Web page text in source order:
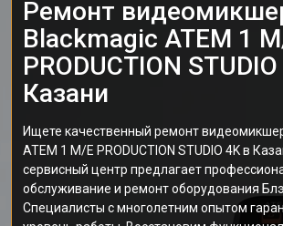
Ремонт
Blackmagic ATEM 1
PRODUCTION
Казани
Ищете качественный ремонт
ATEM 1 M/E PRODUCTION STUDIO 4K в
сервисный центр предлагает
обслуживание и ремонт оборудования
Специалисты с многолетним опытом